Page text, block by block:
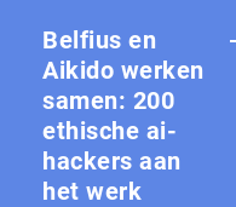
Belfius en
Aikido werken
samen: 200
ethische ai-
hackers aan
het werk